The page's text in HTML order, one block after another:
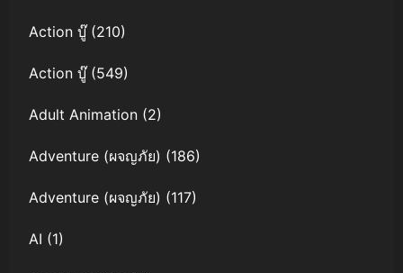
Action บู๊(210)
Action บู๊(549)
Adult Animation (2)
Adventure (ผจญภัย) (186)
Adventure (ผจญภัย) (117)
AI (1)